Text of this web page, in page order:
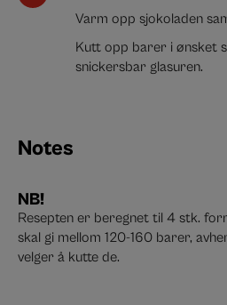
Varm opp sjokoladen
Kutt opp barer i ønsket
snickersbar glasuren.
Notes
NB!
Resepten er beregnet til 4 stk.
skal gi mellom 120-160 barer,
velger å kutte de.